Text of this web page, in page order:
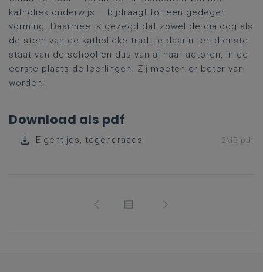
katholiek onderwijs – bijdraagt tot een gedegen
vorming. Daarmee is gezegd dat zowel de dialoog als
de stem van de katholieke traditie daarin ten dienste
staat van de school en dus van al haar actoren, in de
eerste plaats de leerlingen. Zij moeten er beter van
worden!
Download als pdf
Eigentijds, tegendraads 2MB pdf